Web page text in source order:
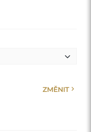
ZMĚNITchevron_right